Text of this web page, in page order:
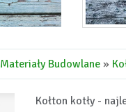
Materiały Budowlane »
Kołton kotły -